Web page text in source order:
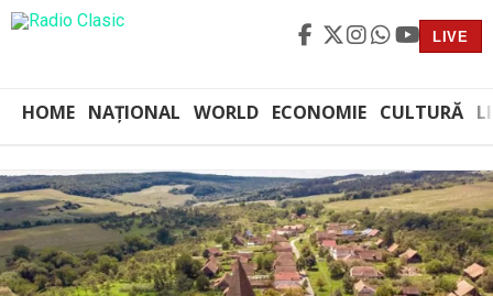
LIVE
HOME NAȚIONAL WORLD ECONOMIE CULTURĂ